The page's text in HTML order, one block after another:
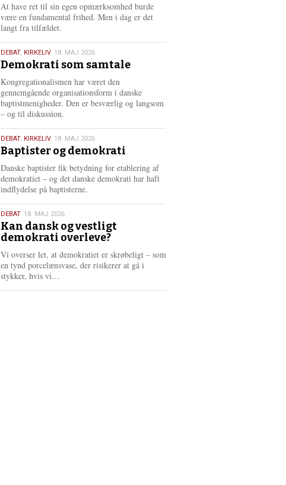
At have ret til sin egen opmærksomhed burde
være en fundamental frihed. Men i dag er det
langt fra tilfældet.
18.
maj
2026
DEBAT, KIRKELIV 18. MAJ 2026
Demokrati som samtale
Kongregationalismen har været den
gennemgående organisationsform i danske
baptistmenigheder. Den er besværlig og langsom
– og til diskussion.
18.
maj
2026
DEBAT, KIRKELIV 18. MAJ 2026
Baptister og demokrati
Danske baptister fik betydning for etablering af
demokratiet – og det danske demokrati har haft
indflydelse på baptisterne.
18.
maj
2026
DEBAT 18. MAJ 2026
Kan dansk og vestligt
demokrati overleve?
Vi overser let, at demokratiet er skrøbeligt – som
en tynd porcelænsvase, der risikerer at gå i
stykker, hvis vi…